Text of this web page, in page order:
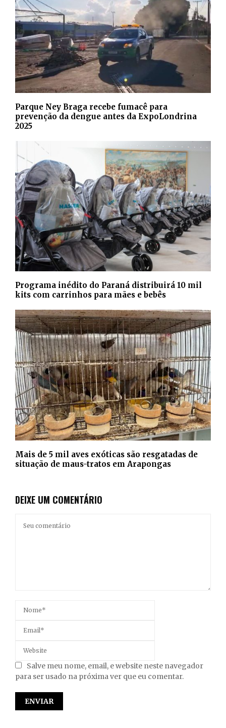
Parque Ney Braga recebe fumacê para
prevenção da dengue antes da ExpoLondrina
2025
Programa inédito do Paraná distribuirá 10 mil
kits com carrinhos para mães e bebês
Mais de 5 mil aves exóticas são resgatadas de
situação de maus-tratos em Arapongas
DEIXE UM COMENTÁRIO
Salve meu nome, email, e website neste navegador
para ser usado na próxima ver que eu comentar.